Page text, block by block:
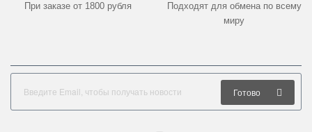
При заказе от 1800 рубля
Подходят для обмена по всему
миру
Готово